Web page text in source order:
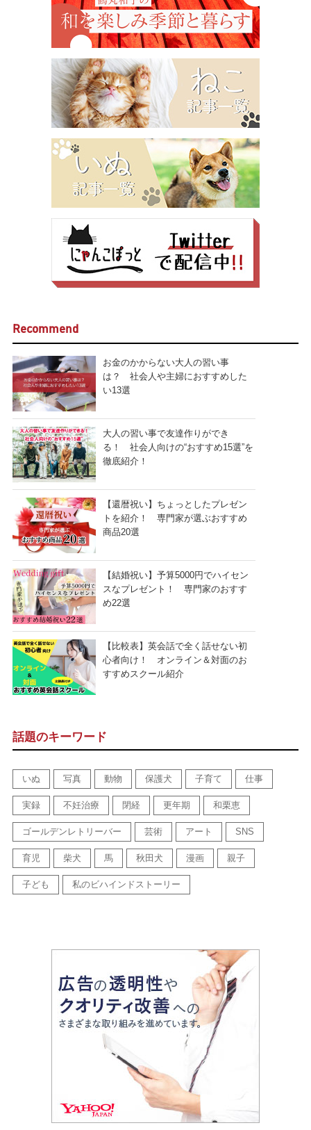
Recommend
お金のかからない大人の習い事
は？ 社会人や主婦におすすめした
い13選
大人の習い事で友達作りができ
る！ 社会人向けの“おすすめ15選”を
徹底紹介！
【還暦祝い】ちょっとしたプレゼン
トを紹介！ 専門家が選ぶおすすめ
商品20選
【結婚祝い】予算5000円でハイセン
スなプレゼント！ 専門家のおすす
め22選
【比較表】英会話で全く話せない初
心者向け！ オンライン＆対面のお
すすめスクール紹介
話題のキーワード
いぬ 写真 動物 保護犬 子育て 仕事
実録 不妊治療 閉経 更年期 和栗恵
ゴールデンレトリーバー 芸術 アート SNS
育児 柴犬 馬 秋田犬 漫画 親子
子ども 私のビハインドストーリー